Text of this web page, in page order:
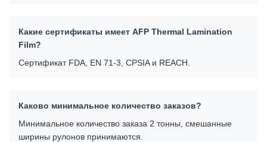
Какие сертификаты имеет AFP Thermal Lamination
Film?
Сертификат FDA, EN 71-3, CPSIA и REACH.
Каково минимальное количество заказов?
Минимальное количество заказа 2 тонны, смешанные
ширины рулонов принимаются.